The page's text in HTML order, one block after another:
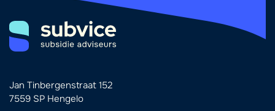
Jan Tinbergenstraat 152
7559 SP Hengelo